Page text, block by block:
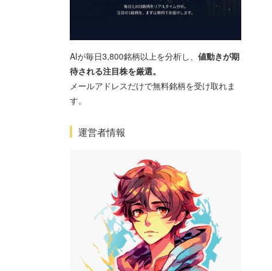
AIが毎日3,800銘柄以上を分析し、 値動きが期
待される注目株を厳選。
メールアドレスだけで無料銘柄を受け取れま
す。
運営者情報